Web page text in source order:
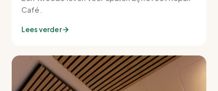
Café.
Lees verder